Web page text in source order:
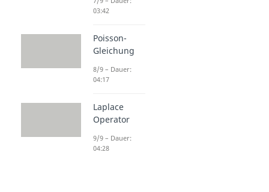
03:42
Poisson-
Gleichung
8/9 – Dauer:
04:17
Laplace
Operator
9/9 – Dauer:
04:28